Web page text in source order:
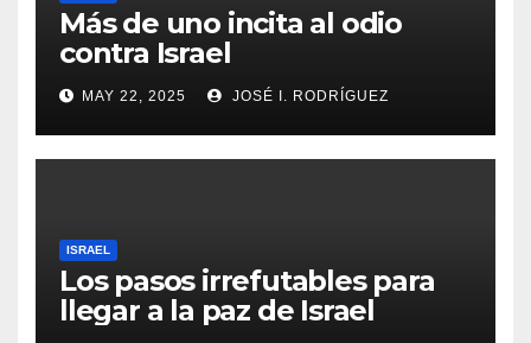
Más de uno incita al odio
contra Israel
MAY 22, 2025 JOSÉ I. RODRÍGUEZ
ISRAEL
Los pasos irrefutables para
llegar a la paz de Israel